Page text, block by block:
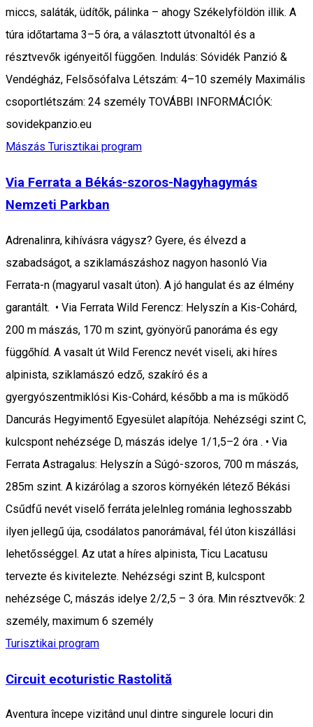
miccs, saláták, üdítők, pálinka – ahogy Székelyföldön illik. A
túra időtartama 3–5 óra, a választott útvonaltól és a
résztvevők igényeitől függően. Indulás: Sóvidék Panzió &
Vendégház, Felsősófalva Létszám: 4–10 személy Maximális
csoportlétszám: 24 személy TOVÁBBI INFORMÁCIÓK:
sovidekpanzio.eu
Mászás Turisztikai program
Via Ferrata a Békás-szoros-Nagyhagymás
Nemzeti Parkban
Adrenalinra, kihívásra vágysz? Gyere, és élvezd a
szabadságot, a sziklamászáshoz nagyon hasonló Via
Ferrata-n (magyarul vasalt úton). A jó hangulat és az élmény
garantált. • Via Ferrata Wild Ferencz: Helyszín a Kis-Cohárd,
200 m mászás, 170 m szint, gyönyörű panoráma és egy
függőhíd. A vasalt út Wild Ferencz nevét viseli, aki híres
alpinista, sziklamászó edző, szakíró és a
gyergyószentmiklósi Kis-Cohárd, később a ma is működő
Dancurás Hegyimentő Egyesület alapítója. Nehézségi szint C,
kulcspont nehézsége D, mászás idelye 1/1,5–2 óra . • Via
Ferrata Astragalus: Helyszín a Súgó-szoros, 700 m mászás,
285m szint. A kizárólag a szoros környékén létező Békási
Csűdfű nevét viselő ferráta jelelnleg románia leghosszabb
ilyen jellegű úja, csodálatos panorámával, fél úton kiszállási
lehetősséggel. Az utat a híres alpinista, Ticu Lacatusu
tervezte és kivitelezte. Nehézségi szint B, kulcspont
nehézsége C, mászás idelye 2/2,5 – 3 óra. Min résztvevők: 2
személy, maximum 6 személy
Turisztikai program
Circuit ecoturistic Rastolită
Aventura începe vizitând unul dintre singurele locuri din